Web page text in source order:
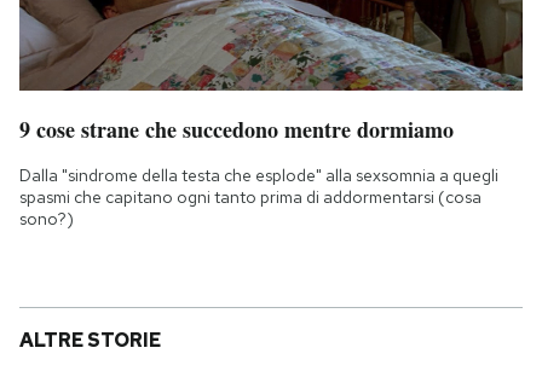
9 cose strane che succedono mentre dormiamo
Dalla "sindrome della testa che esplode" alla sexsomnia a quegli
spasmi che capitano ogni tanto prima di addormentarsi (cosa
sono?)
ALTRE STORIE